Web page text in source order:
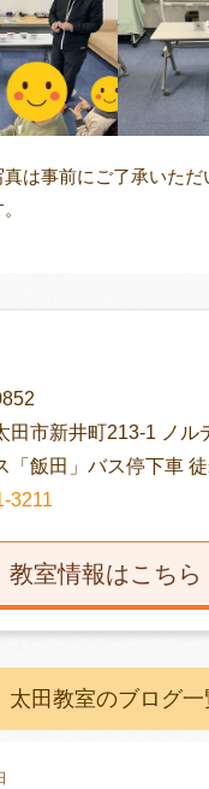
は事前にご了承いただ
田市新井町213-1 ノル
「飯田」バス停下車
3211
教室情報はこちら
太田教室のブログ一